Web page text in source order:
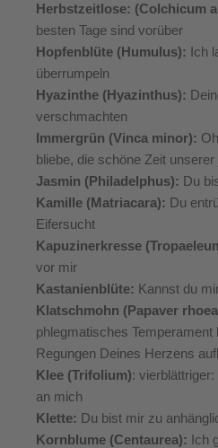
Herbstzeitlose: (Colchicum
besten Tage sind vorüber
Hopfenblüte (Humulus): Ich
überrumpeln
Hyazinthe (Hyazinthus):
verschmachten
Immergrün (Vinca minor):
bliebe, die schöne Zeit unserer
Jasmin (Philadelphus): Du
Kamille (Matriacara): Du
Eifersucht
Kapuzinerkresse
vor mir
Kastanienblüte: Kannst du
Klatschmohn (Papaver
phlegmatisches Temperament
Regungen Deines Herzens
Klee (Trifolium):
an mich
Klette: Du bist mir zu
Kornblume (Centaurea): Ich